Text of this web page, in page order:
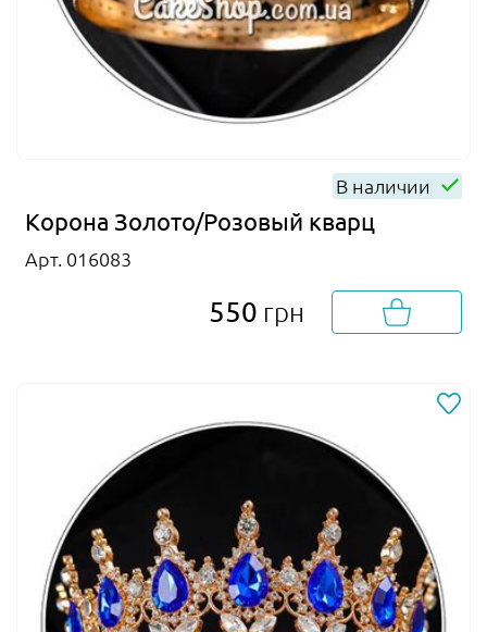
В наличии
Корона Золото/Розовый кварц
Арт. 016083
550 грн